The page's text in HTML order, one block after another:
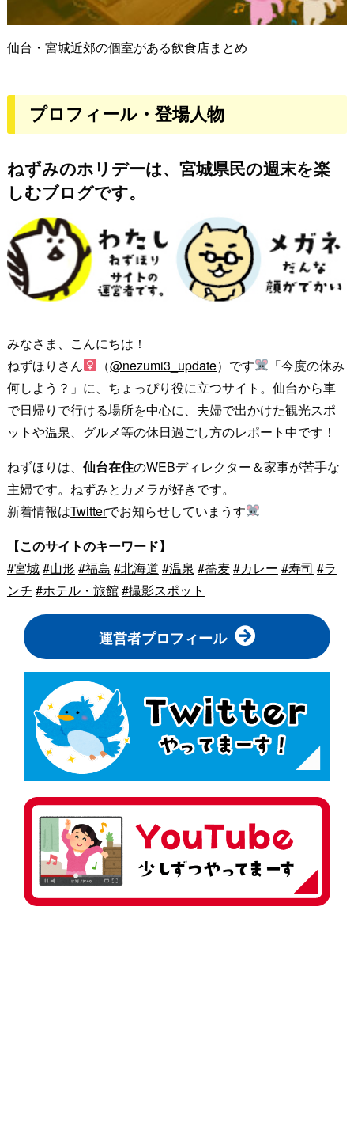
仙台・宮城近郊の個室がある飲食店まとめ
プロフィール・登場人物
ねずみのホリデーは、宮城県民の週末を楽
しむブログです。
みなさま、こんにちは！
ねずほりさん
（@nezumi3_update）です
「今度の休み
何しよう？」に、ちょっぴり役に立つサイト。仙台から車
で日帰りで行ける場所を中心に、夫婦で出かけた観光スポ
ットや温泉、グルメ等の休日過ごし方のレポート中です！
ねずほりは、 仙台在住のWEBディレクター＆家事が苦手な
主婦です。ねずみとカメラが好きです。
新着情報はTwitterでお知らせしていまうす
【このサイトのキーワード】
#宮城#山形#福島 #北海道 #温泉 #蕎麦#カレー #寿司 #ラ
ンチ #ホテル・旅館#撮影スポット
運営者プロフィール